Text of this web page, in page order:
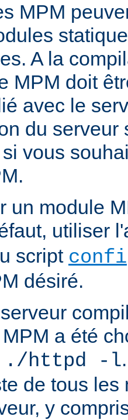
MPM
A la
MPM doit
avec le
du serveur
vous
un module
utiliser
script
désiré.
a été
./httpd -l
de tous les
y